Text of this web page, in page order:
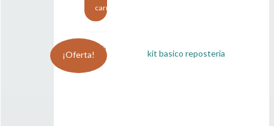
carrito
¡Oferta!